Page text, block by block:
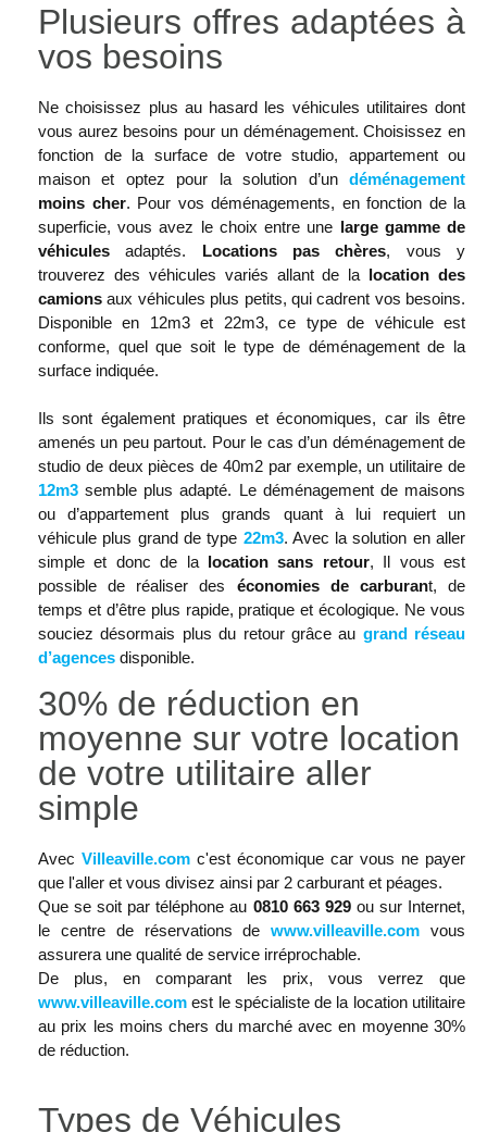
Plusieurs offres adaptées à
vos besoins
Ne choisissez plus au hasard les véhicules utilitaires dont
vous aurez besoins pour un déménagement. Choisissez en
fonction de la surface de votre studio, appartement ou
maison et optez pour la solution d’un déménagement
moins cher. Pour vos déménagements, en fonction de la
superficie, vous avez le choix entre une large gamme de
véhicules adaptés. Locations pas chères, vous y
trouverez des véhicules variés allant de la location des
camions aux véhicules plus petits, qui cadrent vos besoins.
Disponible en 12m3 et 22m3, ce type de véhicule est
conforme, quel que soit le type de déménagement de la
surface indiquée.
Ils sont également pratiques et économiques, car ils être
amenés un peu partout. Pour le cas d’un déménagement de
studio de deux pièces de 40m2 par exemple, un utilitaire de
12m3 semble plus adapté. Le déménagement de maisons
ou d’appartement plus grands quant à lui requiert un
véhicule plus grand de type 22m3. Avec la solution en aller
simple et donc de la location sans retour, Il vous est
possible de réaliser des économies de carburant, de
temps et d’être plus rapide, pratique et écologique. Ne vous
souciez désormais plus du retour grâce au grand réseau
d’agences disponible.
30% de réduction en
moyenne sur votre location
de votre utilitaire aller
simple
Avec Villeaville.com c'est économique car vous ne payer
que l'aller et vous divisez ainsi par 2 carburant et péages.
Que se soit par téléphone au 0810 663 929ou sur Internet,
le centre de réservations dewww.villeaville.com vous
assurera une qualité de service irréprochable.
De plus, en comparant les prix, vous verrez que
www.villeaville.com est le spécialiste de la location utilitaire
au prix les moins chers du marché avec en moyenne 30%
de réduction.
Types de Véhicules